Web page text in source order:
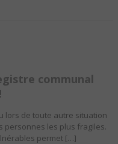
communal
lors de toute autre situation
personnes les plus fragiles.
permet […]